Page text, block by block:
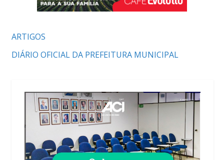
ARTIGOS
DIÁRIO OFICIAL DA PREFEITURA MUNICIPAL